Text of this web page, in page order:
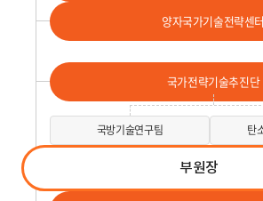
양자국가기술전략센터
부원장
국가전략기술추진단
국방기술연구팀 탄